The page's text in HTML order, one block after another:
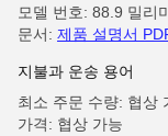
모델 번호: 88.9 밀리
문서: 제품 설명서
지불과 운송 용어
최소 주문 수량: 협상
가격: 협상 가능